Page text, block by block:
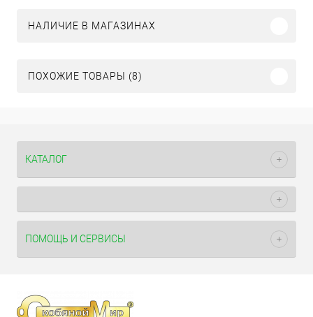
НАЛИЧИЕ В МАГАЗИНАХ
ПОХОЖИЕ ТОВАРЫ (8)
КАТАЛОГ
ПОМОЩЬ И СЕРВИСЫ